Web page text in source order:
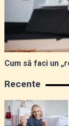
Cum să faci un
Recente